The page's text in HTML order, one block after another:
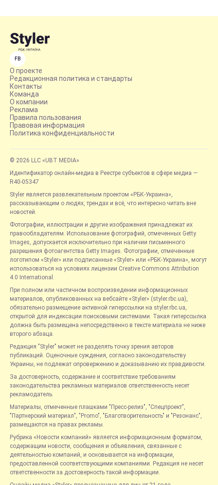
FB
О проекте
Редакционная политика и стандарты
Контакты
Команда
О компании
Реклама
Правила пользования
Правовая информация
Политика конфиденциальности
© 2026 LLC «UBT MEDIA»
Идентификатор онлайн-медиа в Реестре субъектов в сфере медиа —
R40-05347
Styler является развлекательным проектом «РБК-Украина»,
рассказывающим о людях, трендах и всё, что интересно читать вне
новостей.
Фотографии, иллюстрации и другие изображения принадлежат их
правообладателям. Использование фотографий, отмеченных Getty
Images, допускается исключительно при наличии письменного
разрешения фотоагентства Getty Images. Фотографии, отмеченные
логотипом «Styler» или подписанные «Styler» или «РБК-Украина», могут
использоваться на условиях лицензии Creative Commons Attribution
4.0 International.
При полном или частичном воспроизведении информационных
материалов, опубликованных на вебсайте «Styler» (styler.rbc.ua),
обязательно размещение активной гиперссылки на styler.rbc.ua,
открытой для индексации поисковыми системами. Такая гиперссылка
должна быть размещена непосредственно в тексте материала не ниже
второго абзаца.
Редакция "Styler" может не разделять точку зрения авторов
публикаций. Оценочные суждения, согласно законодательству
Украины, не подлежат опровержению и доказыванию их правдивости.
За достоверность, содержание и соответствие требованиям
законодательства рекламных материалов ответственность несет
рекламодатель.
Материалы, отмеченные плашками "Пресс-релиз", "Спецпроект",
"Партнерский материал", "Promo", "Благотворительность" и "Резонанс",
размещаются на правах рекламы.
Рубрика «Новости компаний» является информационным форматом,
содержащим новости, сообщения и объявления, связанные с
деятельностью компаний, и основывается на информации,
предоставленной соответствующими компаниями. Редакция не несет
ответственности за достоверность такой информации.